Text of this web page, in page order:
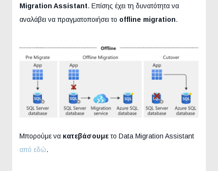
Migration Assistant. Επίσης έχει τη δυνατότητα να
αναλάβει να πραγματοποιήσει το offline migration.
Μπορούμε να κατεβάσουμετο Data Migration Assistant
από εδώ.